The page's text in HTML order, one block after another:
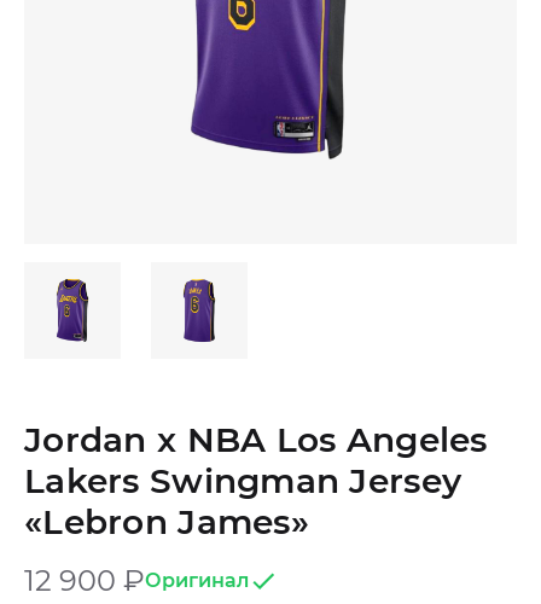
Jordan x NBA Los Angeles
Lakers Swingman Jersey
«Lebron James»
12 900 ₽Оригинал